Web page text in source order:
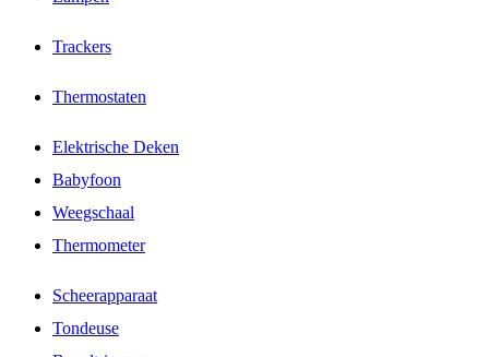
Trackers
Thermostaten
Elektrische Deken
Babyfoon
Weegschaal
Thermometer
Scheerapparaat
Tondeuse